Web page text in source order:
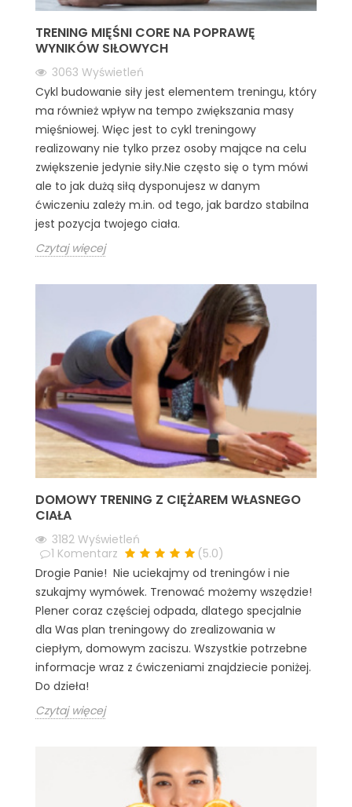
TRENING MIĘŚNI CORE NA POPRAWĘ
WYNIKÓW SIŁOWYCH
3063 Wyświetleń
Cykl budowanie siły jest elementem treningu, który
ma również wpływ na tempo zwiększania masy
mięśniowej. Więc jest to cykl treningowy
realizowany nie tylko przez osoby mające na celu
zwiększenie jedynie siły.Nie często się o tym mówi
ale to jak dużą siłą dysponujesz w danym
ćwiczeniu zależy m.in. od tego, jak bardzo stabilna
jest pozycja twojego ciała.
Czytaj więcej
DOMOWY TRENING Z CIĘŻAREM WŁASNEGO
CIAŁA
3182 Wyświetleń
1 Komentarz (5.0)
Drogie Panie! Nie uciekajmy od treningów i nie
szukajmy wymówek. Trenować możemy wszędzie!
Plener coraz częściej odpada, dlatego specjalnie
dla Was plan treningowy do zrealizowania w
ciepłym, domowym zaciszu. Wszystkie potrzebne
informacje wraz z ćwiczeniami znajdziecie poniżej.
Do dzieła!
Czytaj więcej